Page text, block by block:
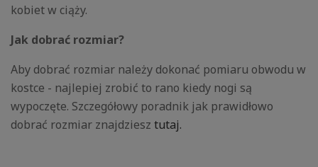
kobiet w ciąży.
Jak dobrać rozmiar?
Aby dobrać rozmiar należy dokonać pomiaru obwodu w
kostce - najlepiej zrobić to rano kiedy nogi są
wypoczęte. Szczegółowy poradnik jak prawidłowo
dobrać rozmiar znajdziesz tutaj.